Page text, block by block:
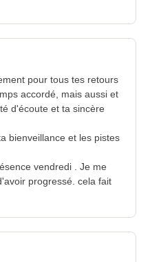
pour tous tes retours
accordé, mais aussi et
d'écoute et ta sincère
bienveillance et les pistes
vendredi . Je me
progressé. cela fait